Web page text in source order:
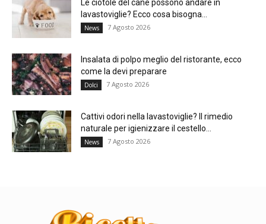
Le ciotole del cane possono andare in
lavastoviglie? Ecco cosa bisogna...
News 7 Agosto 2026
Insalata di polpo meglio del ristorante, ecco
come la devi preparare
Dolci 7 Agosto 2026
Cattivi odori nella lavastoviglie? Il rimedio
naturale per igienizzare il cestello...
News 7 Agosto 2026